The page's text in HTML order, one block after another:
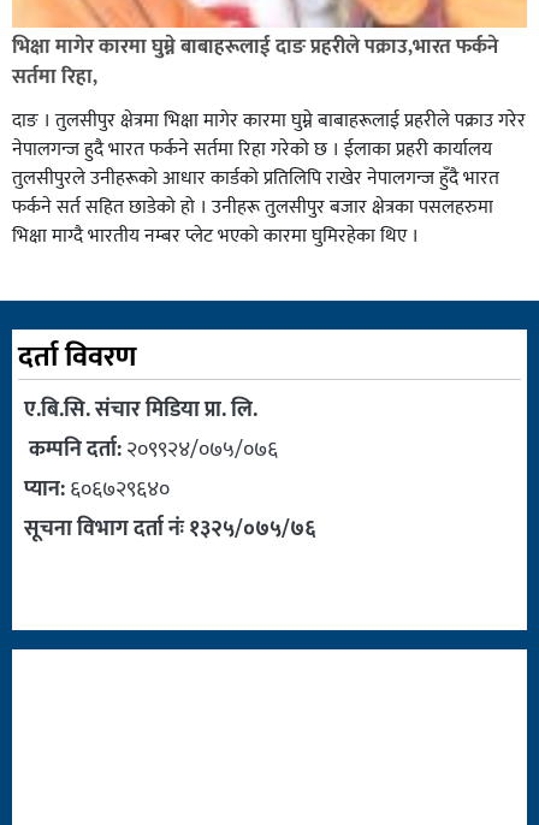
भिक्षा मागेर कारमा घुम्ने बाबाहरूलाई दाङ प्रहरीले पक्राउ,भारत फर्कने
सर्तमा रिहा,
दाङ । तुलसीपुर क्षेत्रमा भिक्षा मागेर कारमा घुम्ने बाबाहरूलाई प्रहरीले पक्राउ गरेर
नेपालगन्ज हुदै भारत फर्कने सर्तमा रिहा गरेको छ । ईलाका प्रहरी कार्यालय
तुलसीपुरले उनीहरूको आधार कार्डको प्रतिलिपि राखेर नेपालगन्ज हुँदै भारत
फर्कने सर्त सहित छाडेको हो । उनीहरू तुलसीपुर बजार क्षेत्रका पसलहरुमा
भिक्षा माग्दै भारतीय नम्बर प्लेट भएको कारमा घुमिरहेका थिए ।
दर्ता विवरण
ए.बि.सि. संचार मिडिया प्रा. लि.
कम्पनि दर्ता:२०९९२४/०७५/०७६
प्यान:६०६७२९६४०
सूचना विभाग दर्ता नंः १३२५/०७५/७६